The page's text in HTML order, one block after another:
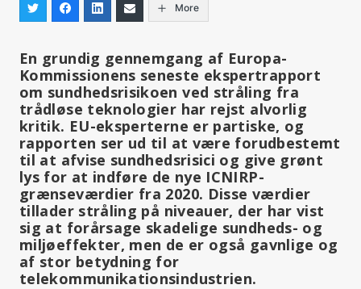
More
En grundig gennemgang af Europa-
Kommissionens seneste ekspertrapport
om sundhedsrisikoen ved stråling fra
trådløse teknologier har rejst alvorlig
kritik. EU-eksperterne er partiske, og
rapporten ser ud til at være forudbestemt
til at afvise sundhedsrisici og give grønt
lys for at indføre de nye ICNIRP-
grænseværdier fra 2020. Disse værdier
tillader stråling på niveauer, der har vist
sig at forårsage skadelige sundheds- og
miljøeffekter, men de er også gavnlige og
af stor betydning for
telekommunikationsindustrien.